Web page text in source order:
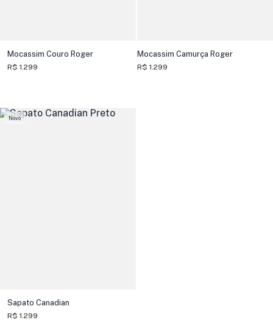
Mocassim Couro Roger
R$ 1.299
Mocassim Camurça Roger
R$ 1.299
Novo
Sapato Canadian
R$ 1.299